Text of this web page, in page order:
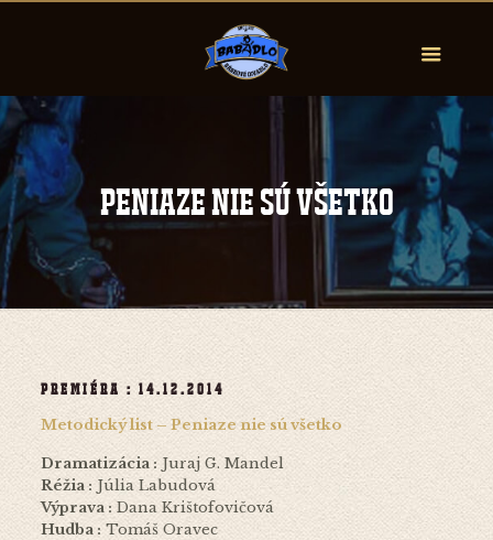
Peniaze nie sú všetko
Premiéra : 14.12.2014
Metodický list – Peniaze nie sú všetko
Dramatizácia : Juraj G. Mandel
Réžia : Júlia Labudová
Výprava : Dana Krištofovičová
Hudba : Tomáš Oravec